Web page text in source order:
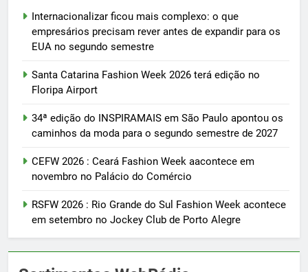
Internacionalizar ficou mais complexo: o que
empresários precisam rever antes de expandir para os
EUA no segundo semestre
Santa Catarina Fashion Week 2026 terá edição no
Floripa Airport
34ª edição do INSPIRAMAIS em São Paulo apontou os
caminhos da moda para o segundo semestre de 2027
CEFW 2026 : Ceará Fashion Week aacontece em
novembro no Palácio do Comércio
RSFW 2026 : Rio Grande do Sul Fashion Week acontece
em setembro no Jockey Club de Porto Alegre